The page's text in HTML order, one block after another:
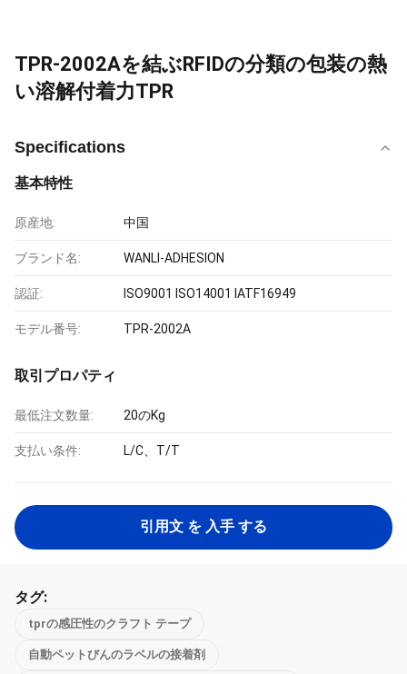
TPR-2002Aを結ぶRFIDの分類の包装の熱
い溶解付着力TPR
Specifications
基本特性
原産地: 中国
ブランド名: WANLI-ADHESION
認証: ISO9001 ISO14001 IATF16949
モデル番号: TPR-2002A
取引プロパティ
最低注文数量: 20のKg
支払い条件: L/C、T/T
引用文 を 入手 する
タグ:
tprの感圧性のクラフト テープ
自動ペットびんのラベルの接着剤